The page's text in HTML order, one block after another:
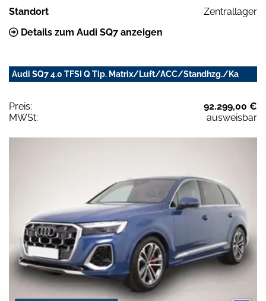
Standort
Zentrallager
Details zum Audi SQ7 anzeigen
Audi SQ7 4.0 TFSI Q Tip. Matrix/Luft/ACC/Standhzg./Ka
Preis:
92.299,00 €
MWSt:
ausweisbar